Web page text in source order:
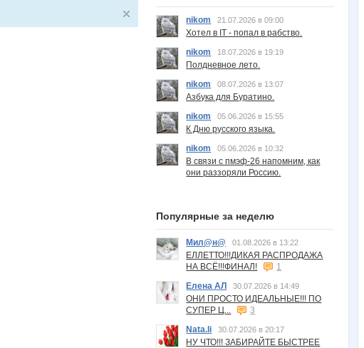
nikom 21.07.2026 в 09:00
Хотел в IT - попал в рабство.
nikom
18.07.2026 в 19:19
Полдневное лето.
nikom
08.07.2026 в 13:07
Азбука для Буратино.
nikom
05.06.2026 в 15:55
К Дню русского языка.
nikom
05.06.2026 в 10:32
В связи с пмэф-26 напомним, как
они раззоряли Россию.
Популярные за неделю
Мил@н@ 01.08.2026 в 13:22
ЕЛЛЕТТО!!!ДИКАЯ РАСПРОДАЖА
НА ВСЁ!!!ФИНАЛ!
1
Елена АЛ
30.07.2026 в 14:49
ОНИ ПРОСТО ИДЕАЛЬНЫЕ!!! ПО
СУПЕР Ц...
3
Nata.li
30.07.2026 в 20:17
НУ ЧТО!!! ЗАБИРАЙТЕ БЫСТРЕЕ